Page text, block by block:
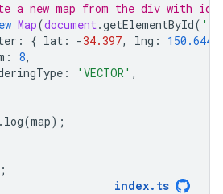
a new map from the div with
Map(document.getElementById(
: { lat : -34.397, lng : 150.644
: 8,
: 'VECTOR' ,
. log(map);
index. ts